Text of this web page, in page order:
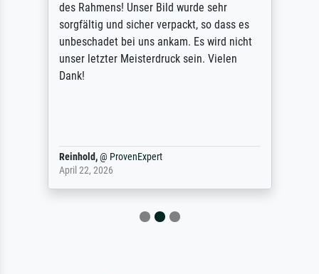
des Rahmens! Unser Bild wurde sehr
sorgfältig und sicher verpackt, so dass es
unbeschadet bei uns ankam. Es wird nicht
unser letzter Meisterdruck sein. Vielen
Dank!
Reinhold,@ ProvenExpert
April 22, 2026